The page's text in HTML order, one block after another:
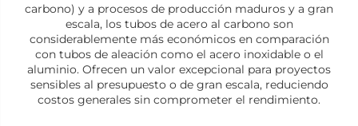
carbono) y a procesos de producción maduros y a gran
escala, los tubos de acero al carbono son
considerablemente más económicos en comparación
con tubos de aleación como el acero inoxidable o el
aluminio. Ofrecen un valor excepcional para proyectos
sensibles al presupuesto o de gran escala, reduciendo
costos generales sin comprometer el rendimiento.